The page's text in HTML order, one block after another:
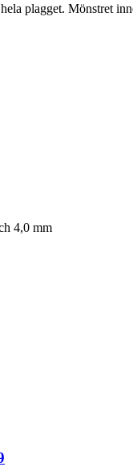
plagget. Mönstret
4,0 mm